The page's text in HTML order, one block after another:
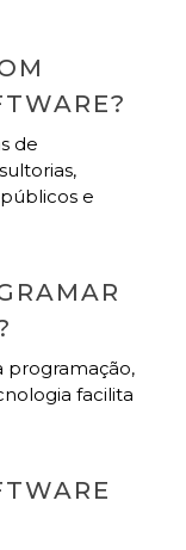
de
e
programação,
facilita